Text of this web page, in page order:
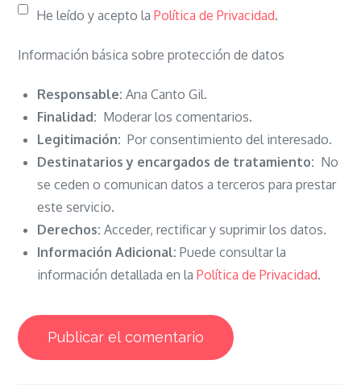
He leído y acepto laPolítica de Privacidad.
Información básica sobre protección de datos
Responsable: Ana Canto Gil.
Finalidad: Moderar los comentarios.
Legitimación: Por consentimiento del interesado.
Destinatarios y encargados de tratamiento: No
se ceden o comunican datos a terceros para prestar
este servicio.
Derechos: Acceder, rectificar y suprimir los datos.
Información Adicional: Puede consultar la
información detallada en laPolítica de Privacidad.